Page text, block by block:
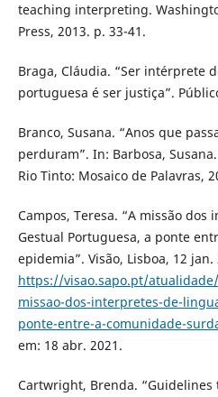
teaching interpreting.
Press, 2013. p. 33-41.
Braga, Cláudia. “Ser intérprete
portuguesa é ser justiça”.
Branco, Susana. “Anos que
perduram”. In: Barbosa,
Rio Tinto: Mosaico de Palavras,
Campos, Teresa. “A missão dos
Gestual Portuguesa, a ponte
epidemia”. Visão, Lisboa, 12
https://visao.sapo.pt/
missao-dos-interpretes-de-
ponte-entre-a-comunidade-
em: 18 abr. 2021.
Cartwright, Brenda.